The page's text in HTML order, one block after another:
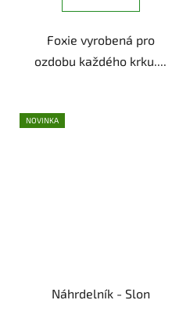
Foxie vyrobená pro
ozdobu každého krku....
NOVINKA
Náhrdelník - Slon